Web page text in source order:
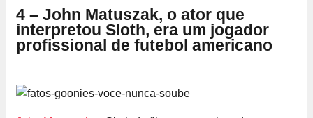
4 – John Matuszak, o ator que
interpretou Sloth, era um jogador
profissional de futebol americano